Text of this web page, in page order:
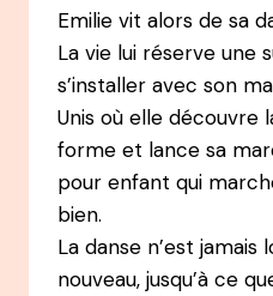
Emilie vit alors de sa
La vie lui réserve une
s’installer avec son
Unis où elle découvre
forme et lance sa
pour enfant qui
bien.
La danse n’est
nouveau, jusqu’à ce